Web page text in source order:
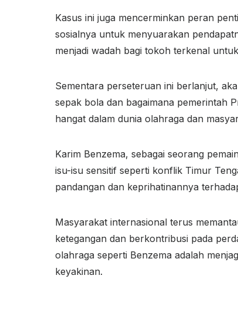
Kasus ini juga mencerminkan peran
sosialnya untuk menyuarakan
menjadi wadah bagi tokoh terkenal
Sementara perseteruan ini berlanjut,
sepak bola dan bagaimana pemerintah
hangat dalam dunia olahraga dan
Karim Benzema, sebagai seorang
isu-isu sensitif seperti konflik Timur
pandangan dan keprihatinannya
Masyarakat internasional terus
ketegangan dan berkontribusi pada
olahraga seperti Benzema adalah
keyakinan.